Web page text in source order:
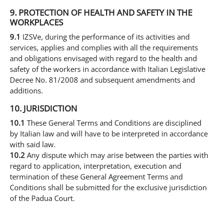
9. PROTECTION OF HEALTH AND SAFETY IN THE
WORKPLACES
9.1 IZSVe, during the performance of its activities and
services, applies and complies with all the requirements
and obligations envisaged with regard to the health and
safety of the workers in accordance with Italian Legislative
Decree No. 81/2008 and subsequent amendments and
additions.
10. JURISDICTION
10.1 These General Terms and Conditions are disciplined
by Italian law and will have to be interpreted in accordance
with said law.
10.2 Any dispute which may arise between the parties with
regard to application, interpretation, execution and
termination of these General Agreement Terms and
Conditions shall be submitted for the exclusive jurisdiction
of the Padua Court.